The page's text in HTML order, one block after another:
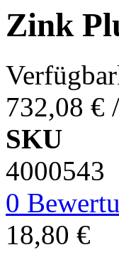
Zink
732,08 €
SKU
4000543
0
18,80 €